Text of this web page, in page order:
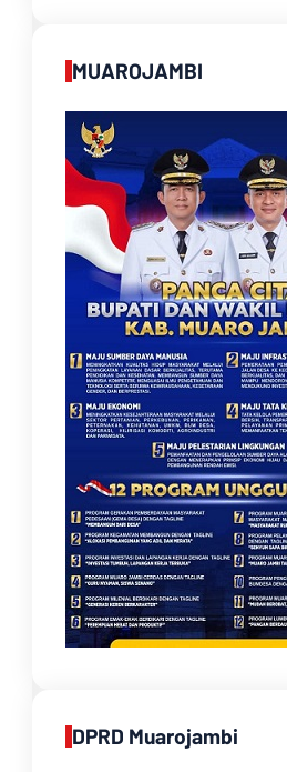
MUAROJAMBI
DPRD Muarojambi